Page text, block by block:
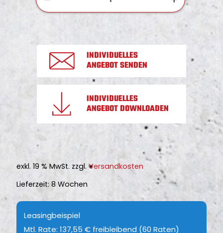
INDIVIDUELLES
ANGEBOT SENDEN
INDIVIDUELLES
ANGEBOT DOWNLOADEN
C
C
C
G
(
0
)
m
i
€
6
5
exkl. 19 % MwSt. zzgl.Versandkosten
Lieferzeit: 8 Wochen
Leasingbeispiel
Mtl. Rate: 137,55 € freibleibend (60 Raten)